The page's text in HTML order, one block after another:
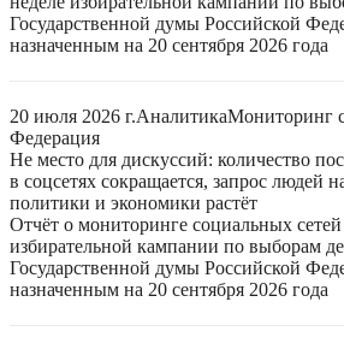
Государственной думы Российской
назначенным на 20 сентября 2026 года
20 июля 2026 г.АналитикаМониторинг
Федерация
Не место для дискуссий: количество
в соцсетях сокращается, запрос людей
политики и экономики растёт
Отчёт о мониторинге социальных сетей
избирательной кампании по выборам
Государственной думы Российской
назначенным на 20 сентября 2026 года